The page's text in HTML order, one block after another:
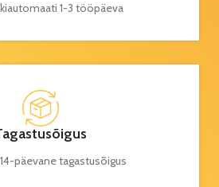
1-3 tööpäeva
päevane tagastusõigus